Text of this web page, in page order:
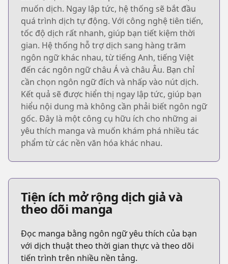
muốn dịch. Ngay lập tức, hệ thống sẽ bắt đầu
quá trình dịch tự động. Với công nghệ tiên tiến,
tốc độ dịch rất nhanh, giúp bạn tiết kiệm thời
gian. Hệ thống hỗ trợ dịch sang hàng trăm
ngôn ngữ khác nhau, từ tiếng Anh, tiếng Việt
đến các ngôn ngữ châu Á và châu Âu. Bạn chỉ
cần chọn ngôn ngữ đích và nhấp vào nút dịch.
Kết quả sẽ được hiển thị ngay lập tức, giúp bạn
hiểu nội dung mà không cần phải biết ngôn ngữ
gốc. Đây là một công cụ hữu ích cho những ai
yêu thích manga và muốn khám phá nhiều tác
phẩm từ các nền văn hóa khác nhau.
Tiện ích mở rộng dịch giả và
theo dõi manga
Đọc manga bằng ngôn ngữ yêu thích của bạn
với dịch thuật theo thời gian thực và theo dõi
tiến trình trên nhiều nền tảng.